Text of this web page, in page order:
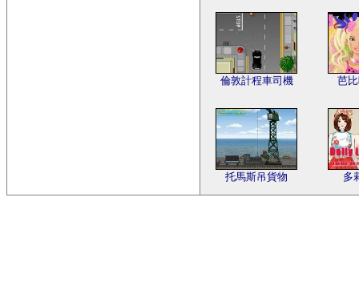
倫敦計程車司機 芭
托馬斯吊貨物 多